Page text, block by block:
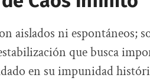
aislados ni espontáneos;
que busca
en su impunidad